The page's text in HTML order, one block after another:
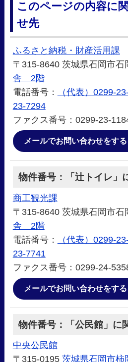
このページの内容に
せ先
ふるさと納税・財産活用課
〒315-8640 茨城県石岡市石
舎 2階
電話番号：
（代表）0299-
23-7294
ファクス番号：0299-23-
メールでお問い合わせをする
物件番号：「辻トイレ」
商工観光課
〒315-8640 茨城県石岡市石
舎 2階
電話番号：
（代表）0299-
23-7741
ファクス番号：0299-24-
メールでお問い合わせをする
物件番号：「公民館」に
中央公民館
〒315-0195 茨城県石岡市柿